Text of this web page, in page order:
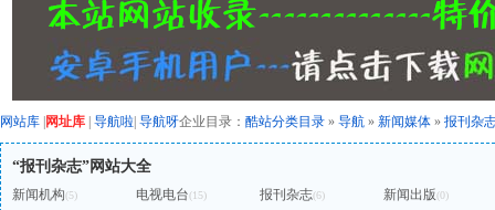
网站库 网址库 导航啦 导航呀企业目录： 酷站分类目录 » 导航 » 新闻媒体 » 报刊杂
“报刊杂志”网站大全
新闻机构(5) 电视电台(15) 报刊杂志(6) 新闻出版(0)